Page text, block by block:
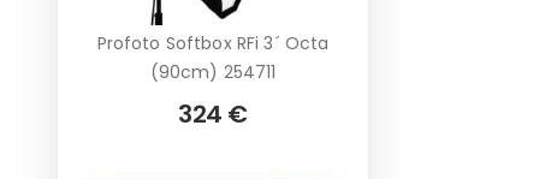
Profoto Softbox RFi 3´ Octa
(90cm) 254711
324 €